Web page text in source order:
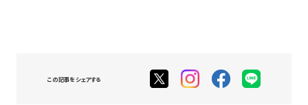
この記事をシェアする